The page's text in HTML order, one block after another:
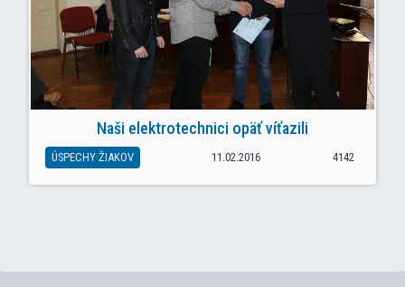
Naši elektrotechnici opäť víťazili
ÚSPECHY ŽIAKOV 11.02.2016 4142